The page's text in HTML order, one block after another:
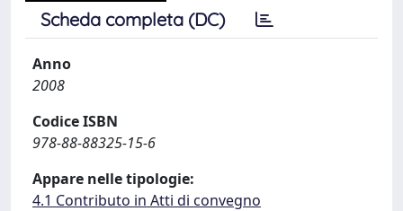
Scheda completa (DC)
Anno
2008
Codice ISBN
978-88-88325-15-6
Appare nelle tipologie:
4.1 Contributo in Atti di convegno